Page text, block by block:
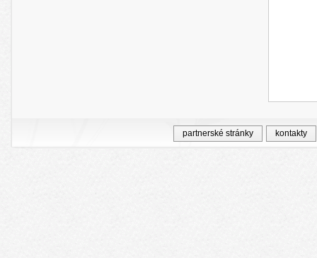
partnerské stránky kontakty